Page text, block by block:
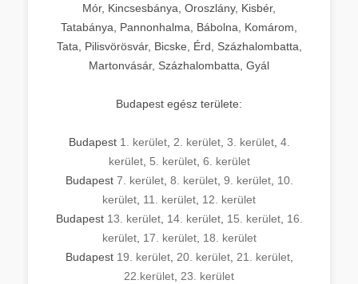
Mór, Kincsesbánya, Oroszlány, Kisbér,
Tatabánya, Pannonhalma, Bábolna, Komárom,
Tata, Pilisvörösvár, Bicske, Érd, Százhalombatta,
Martonvásár, Százhalombatta, Gyál
Budapest egész területe:
Budapest 1. kerület, 2. kerület, 3. kerület, 4.
kerület, 5. kerület, 6. kerület
Budapest 7. kerület, 8. kerület, 9. kerület, 10.
kerület 11. kerület 12. kerület
Budapest 13. kerület, 14. kerület, 15. kerület, 16.
kerület, 17. kerület, 18. kerület
Budapest 19. kerület, 20. kerület, 21. kerület,
22.kerület 23. kerület